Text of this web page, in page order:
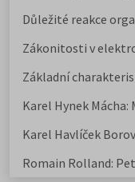
Důležité reakce
Zákonitosti v
Základní
Karel Hynek Mácha:
Karel Havlíček
Romain Rolland: